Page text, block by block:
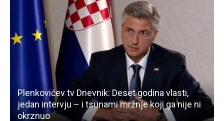
Plenkovićev tv Dnevnik: Deset godina vlasti,
jedan intervju – i tsunami mržnje koji ga nije ni
okrznuo